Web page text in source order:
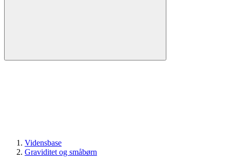
Vidensbase
Graviditet og småbørn